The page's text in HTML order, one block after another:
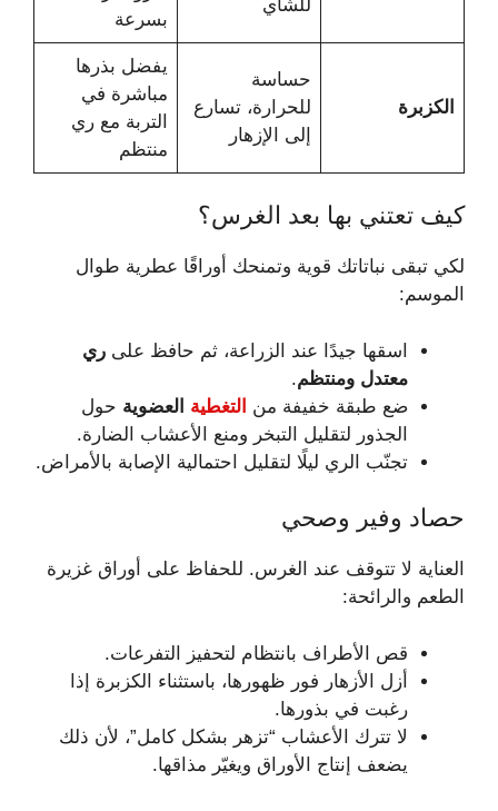
للشاي
بسرعة
الكزبرة
حساسة
للحرارة، تسارع
إلى الإزهار
يفضل بذرها
مباشرة في
التربة مع ري
منتظم
كيف تعتني بها بعد الغرس؟
لكي تبقى نباتاتك قوية وتمنحك أوراقًا عطرية طوال
الموسم:
اسقها جيدًا عند الزراعة، ثم حافظ على ري
معتدل ومنتظم.
ضع طبقة خفيفة من التغطية العضوية حول
الجذور لتقليل التبخر ومنع الأعشاب الضارة.
تجنّب الري ليلًا لتقليل احتمالية الإصابة بالأمراض.
حصاد وفير وصحي
العناية لا تتوقف عند الغرس. للحفاظ على أوراق غزيرة
الطعم والرائحة:
قص الأطراف بانتظام لتحفيز التفرعات.
أزل الأزهار فور ظهورها، باستثناء الكزبرة إذا
رغبت في بذورها.
لا تترك الأعشاب “تزهر بشكل كامل”، لأن ذلك
يضعف إنتاج الأوراق ويغيّر مذاقها.